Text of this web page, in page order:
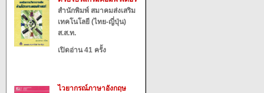
สำนักพิมพ์ สมาคมส่งเสริม
เทคโนโลยี (ไทย-ญี่ปุ่น)
ส.ส.ท.
เปิดอ่าน 41 ครั้ง
ไวยากรณ์ภาษาอังกฤษ